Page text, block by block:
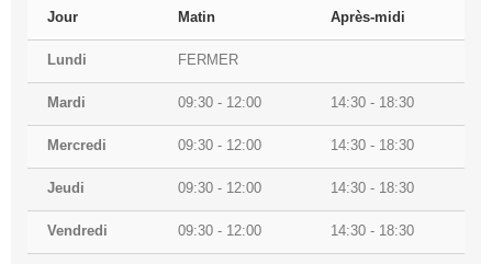
Jour Matin Après-midi
Lundi FERMER
Mardi 09:30 - 12:00 14:30 - 18:30
Mercredi 09:30 - 12:00 14:30 - 18:30
Jeudi 09:30 - 12:00 14:30 - 18:30
Vendredi 09:30 - 12:00 14:30 - 18:30